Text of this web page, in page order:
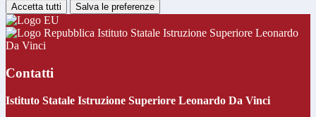
Accetta tutti Salva le preferenze
Istituto Statale Istruzione Superiore Leonardo
Da Vinci
Contatti
Istituto Statale Istruzione Superiore Leonardo Da Vinci